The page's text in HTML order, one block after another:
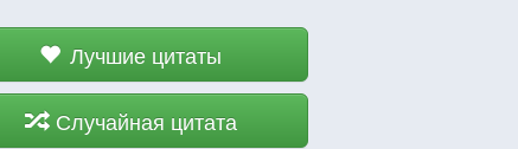
Лучшие цитаты
Случайная цитата